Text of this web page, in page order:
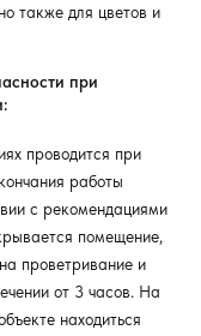
также для цветов и
при
проводится при
работы
с рекомендациями
помещение,
проветривание и
от 3 часов. На
находиться